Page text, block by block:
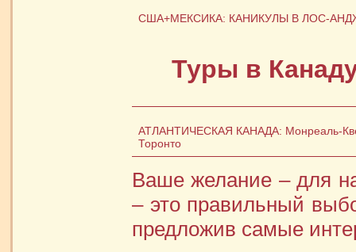
США+МЕКСИКА: КАНИКУЛЫ В ЛОС-
Туры в
АТЛАНТИЧЕСКАЯ КАНАДА: Монреаль-
Торонто
Ваше желание – для
– это правильный
предложив самые